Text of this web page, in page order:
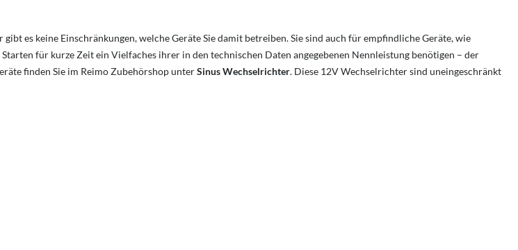
es keine Einschränkungen, welche Geräte Sie damit betreiben. Sie sind auch für empfindliche Geräte, wie
für kurze Zeit ein Vielfaches ihrer in den technischen Daten angegebenen Nennleistung benötigen – der
finden Sie im Reimo Zubehörshop unterSinus Wechselrichter. Diese 12V Wechselrichter sind uneingeschränkt